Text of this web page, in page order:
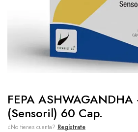
FEPA ASHWAGANDHA
(Sensoril) 60 Cap.
¿No tienes cuenta? Regístrate